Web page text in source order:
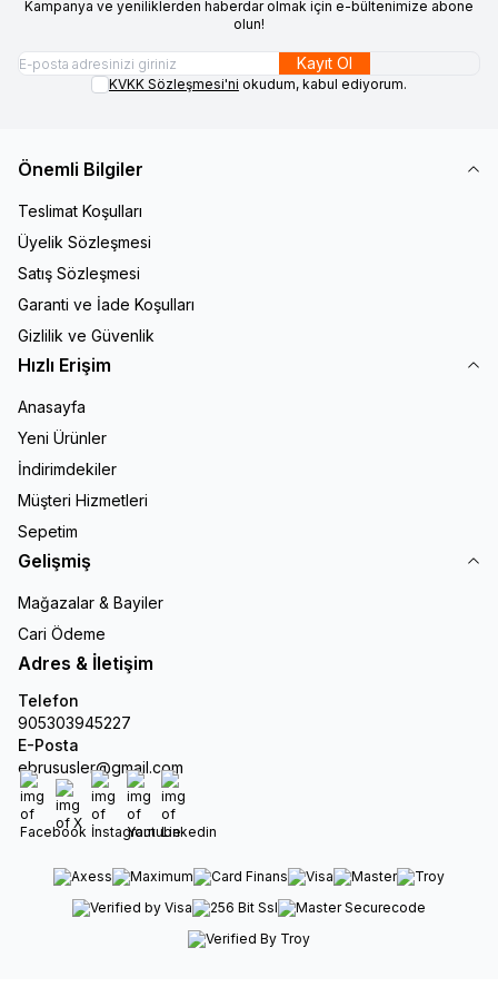
Kampanya ve yeniliklerden haberdar olmak için e-bültenimize abone
olun!
Kayıt Ol
KVKK Sözleşmesi'ni okudum, kabul ediyorum.
Önemli Bilgiler
Teslimat Koşulları
Üyelik Sözleşmesi
Satış Sözleşmesi
Garanti ve İade Koşulları
Gizlilik ve Güvenlik
Hızlı Erişim
Anasayfa
Yeni Ürünler
İndirimdekiler
Müşteri Hizmetleri
Sepetim
Gelişmiş
Mağazalar & Bayiler
Cari Ödeme
Adres & İletişim
Telefon
905303945227
E-Posta
ebrususler@gmail.com
Facebook
X İnstagram
Youtube